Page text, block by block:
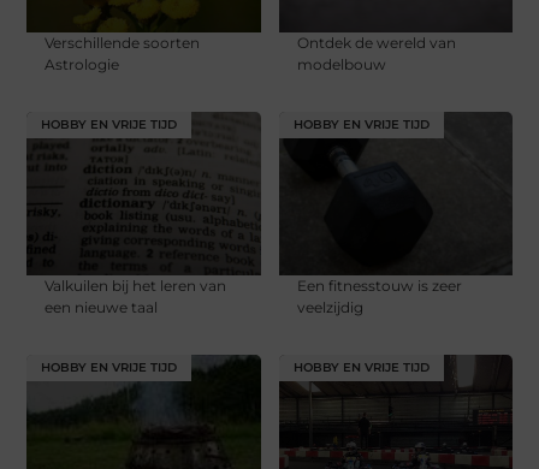
Verschillende soorten
Astrologie
Ontdek de wereld van
modelbouw
HOBBY EN VRIJE TIJD
Valkuilen bij het leren van
een nieuwe taal
HOBBY EN VRIJE TIJD
Een fitnesstouw is zeer
veelzijdig
HOBBY EN VRIJE TIJD HOBBY EN VRIJE TIJD